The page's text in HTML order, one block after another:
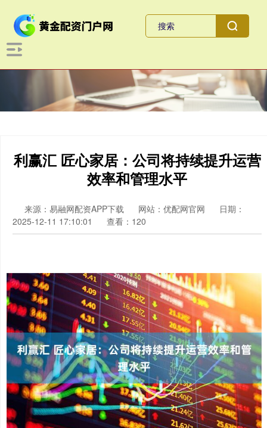
利赢汇 匠心家居：公司将持续提升运营
效率和管理水平
来源：易融网配资APP下载 网站：优配网官网
日期：
2025-12-11 17:10:01
查看：120